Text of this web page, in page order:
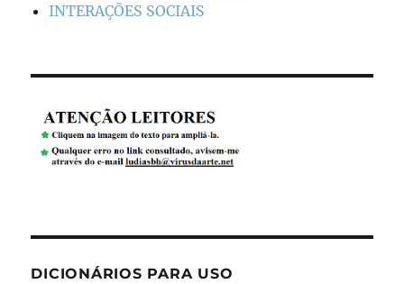
INTERAÇÕES SOCIAIS
DICIONÁRIOS PARA USO